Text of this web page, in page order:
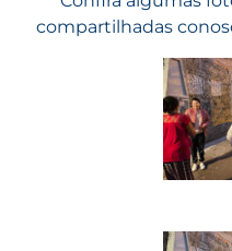
compartilhadas